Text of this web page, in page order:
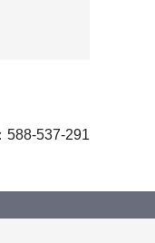
588-537-291